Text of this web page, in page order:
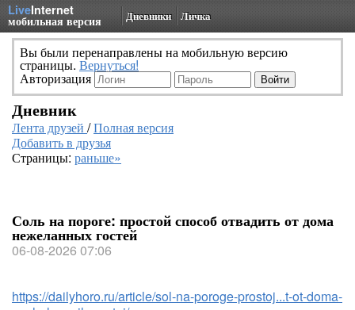
LiveInternet
мобильная версия Дневники Личка
Вы были перенаправлены на мобильную версию
страницы. Вернуться!
Авторизация
Дневник
Лента друзей /Полная версия
Добавить в друзья
Страницы: раньше»
Соль на пороге: простой способ отвадить от дома
нежеланных гостей
06-08-2026 07:06
https://dailyhoro.ru/article/sol-na-poroge-prostoj...t-ot-doma-